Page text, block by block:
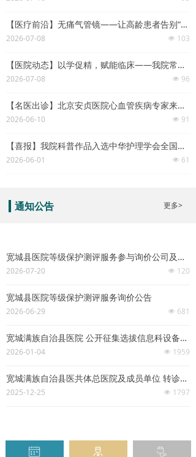
通知公告 更多>
【医疗前沿】无痛气管镜——让高龄患者告别“检查恐惧”，在睡梦中完成精准诊疗
넶 103
2026-07-08
【医院动态】以学促精，赋能临床——我院常态化医师培训学习班正式开讲
넶 96
2026-07-08
【名医出诊】北京安贞医院心血管疾病专家来我院会诊手术
넶 91
2026-06-10
【喜报】我院科普作品入选中华护理学会全国学术交流会现场展演
넶 61
2026-06-01
宽城县医院等级保护测评服务参与询价公司及报价
넶 120
2026-07-20
宽城县医院等级保护测评服务询价公告
넶 681
2026-06-29
宽城满族自治县医院 公开征集选拔信息科设备及耗材供应商的公告
넶 1959
2026-01-04
宽城满族自治县医共体总医院及成员单位 转诊会诊中心联系方式统计表
넶 1797
2025-12-25